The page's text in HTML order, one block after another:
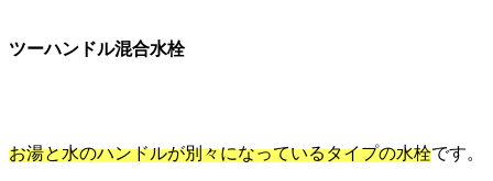
ツーハンドル混合水栓
お湯と水のハンドルが別々になっているタイプの水栓です。